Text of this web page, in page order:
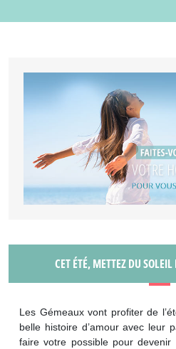
CET ÉTÉ, METTEZ DU
Les Gémeaux vont profiter de
belle histoire d’amour avec leur
faire votre possible pour